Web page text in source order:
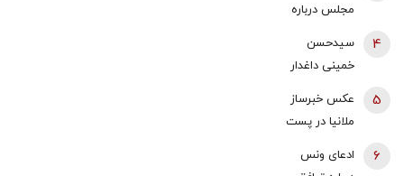
رهبری/ رییس
محض است/
اگر چنین
داشت، خودمان
مجلس درباره
سیدحسن
خمینی داغدار
4
عکس خبرساز
ملانیا در پست
5
ادعای ونس
6